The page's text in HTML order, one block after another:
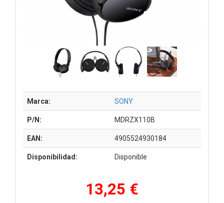
Marca: SONY
P/N: MDRZX110B
EAN: 4905524930184
Disponibilidad: Disponible
13,25 €